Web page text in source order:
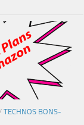
/ TECHNOS BONS-